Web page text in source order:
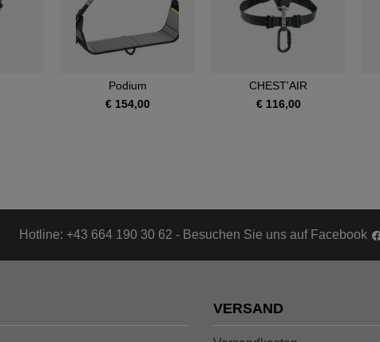
Podium
€ 154,00
CHEST'AIR
€ 116,00
Hotline: +43 664 190 30 62 - Besuchen Sie uns auf Facebook
VERSAND